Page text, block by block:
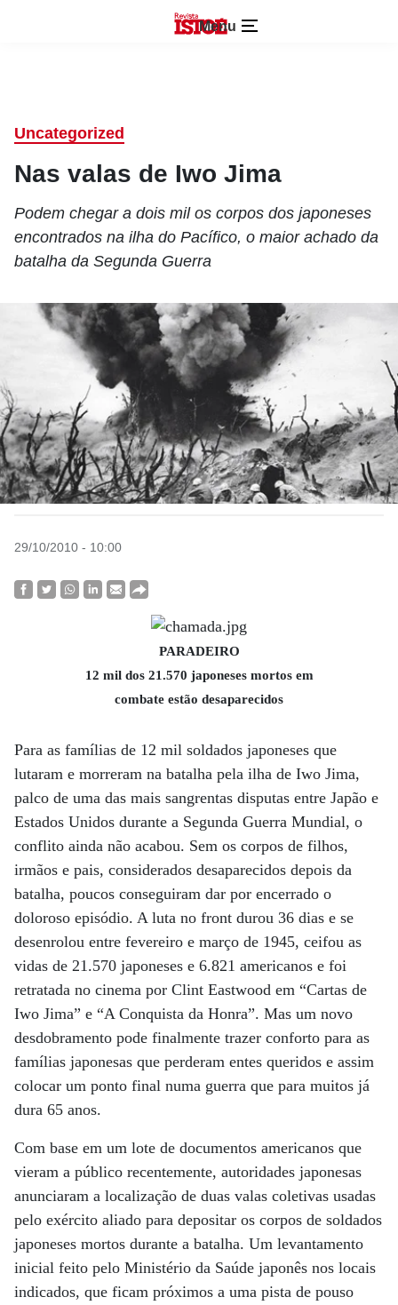
Menu
Uncategorized
Nas valas de Iwo Jima
Podem chegar a dois mil os corpos dos japoneses
encontrados na ilha do Pacífico, o maior achado da
batalha da Segunda Guerra
29/10/2010 - 10:00
PARADEIRO
12 mil dos 21.570 japoneses mortos em
combate estão desaparecidos
Para as famílias de 12 mil soldados japoneses que
lutaram e morreram na batalha pela ilha de Iwo Jima,
palco de uma das mais sangrentas disputas entre Japão e
Estados Unidos durante a Segunda Guerra Mundial, o
conflito ainda não acabou. Sem os corpos de filhos,
irmãos e pais, considerados desaparecidos depois da
batalha, poucos conseguiram dar por encerrado o
doloroso episódio. A luta no front durou 36 dias e se
desenrolou entre fevereiro e março de 1945, ceifou as
vidas de 21.570 japoneses e 6.821 americanos e foi
retratada no cinema por Clint Eastwood em “Cartas de
Iwo Jima” e “A Conquista da Honra”. Mas um novo
desdobramento pode finalmente trazer conforto para as
famílias japonesas que perderam entes queridos e assim
colocar um ponto final numa guerra que para muitos já
dura 65 anos.
Com base em um lote de documentos americanos que
vieram a público recentemente, autoridades japonesas
anunciaram a localização de duas valas coletivas usadas
pelo exército aliado para depositar os corpos de soldados
japoneses mortos durante a batalha. Um levantamento
inicial feito pelo Ministério da Saúde japonês nos locais
indicados, que ficam próximos a uma pista de pouso